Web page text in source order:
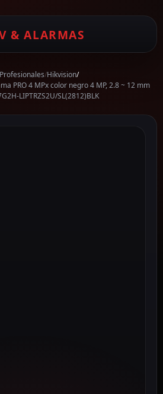
& ALARMAS
/Hikvision/
PRO 4 MPx color negro 4 MP, 2.8 ~ 12 mm
LIPTRZS2U/SL(2812)BLK